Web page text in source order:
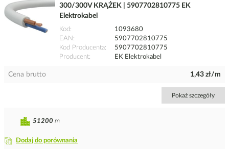
300/300V KRĄŻEK | 5907702810775 EK
Elektrokabel
Kod
1093680
EAN
5907702810775
Kod Producenta
5907702810775
Producent
EK Elektrokabel
Cena brutto 1,43 zł/m
Pokaż szczegóły
Dodaj do porównania
51200 m